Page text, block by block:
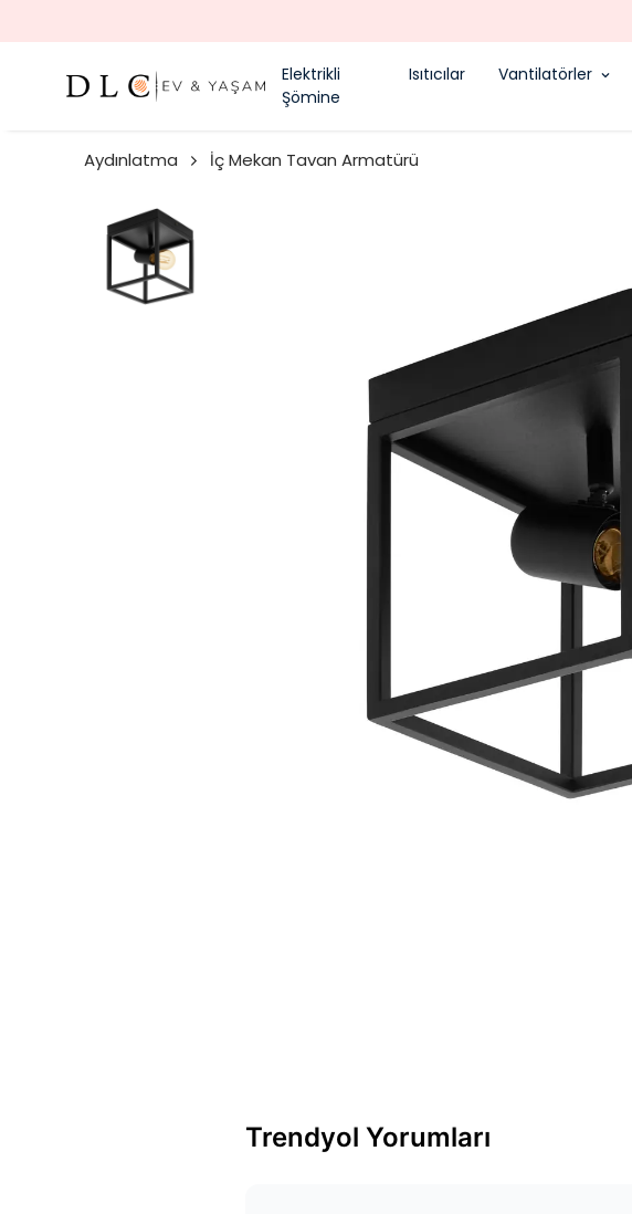
Elektrikli
Şömine
Isıtıcılar Vantilatörler
Aydınlatma İç Mekan Tavan Armatürü
Trendyol Yorumları